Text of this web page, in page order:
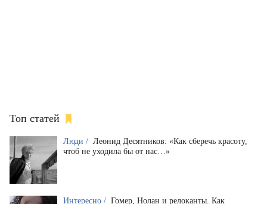
Топ статей
Люди / Леонид Десятников: «Как сберечь красоту,
чтоб не уходила бы от нас…»
Интересно / Гомер, Нолан и релоканты. Как